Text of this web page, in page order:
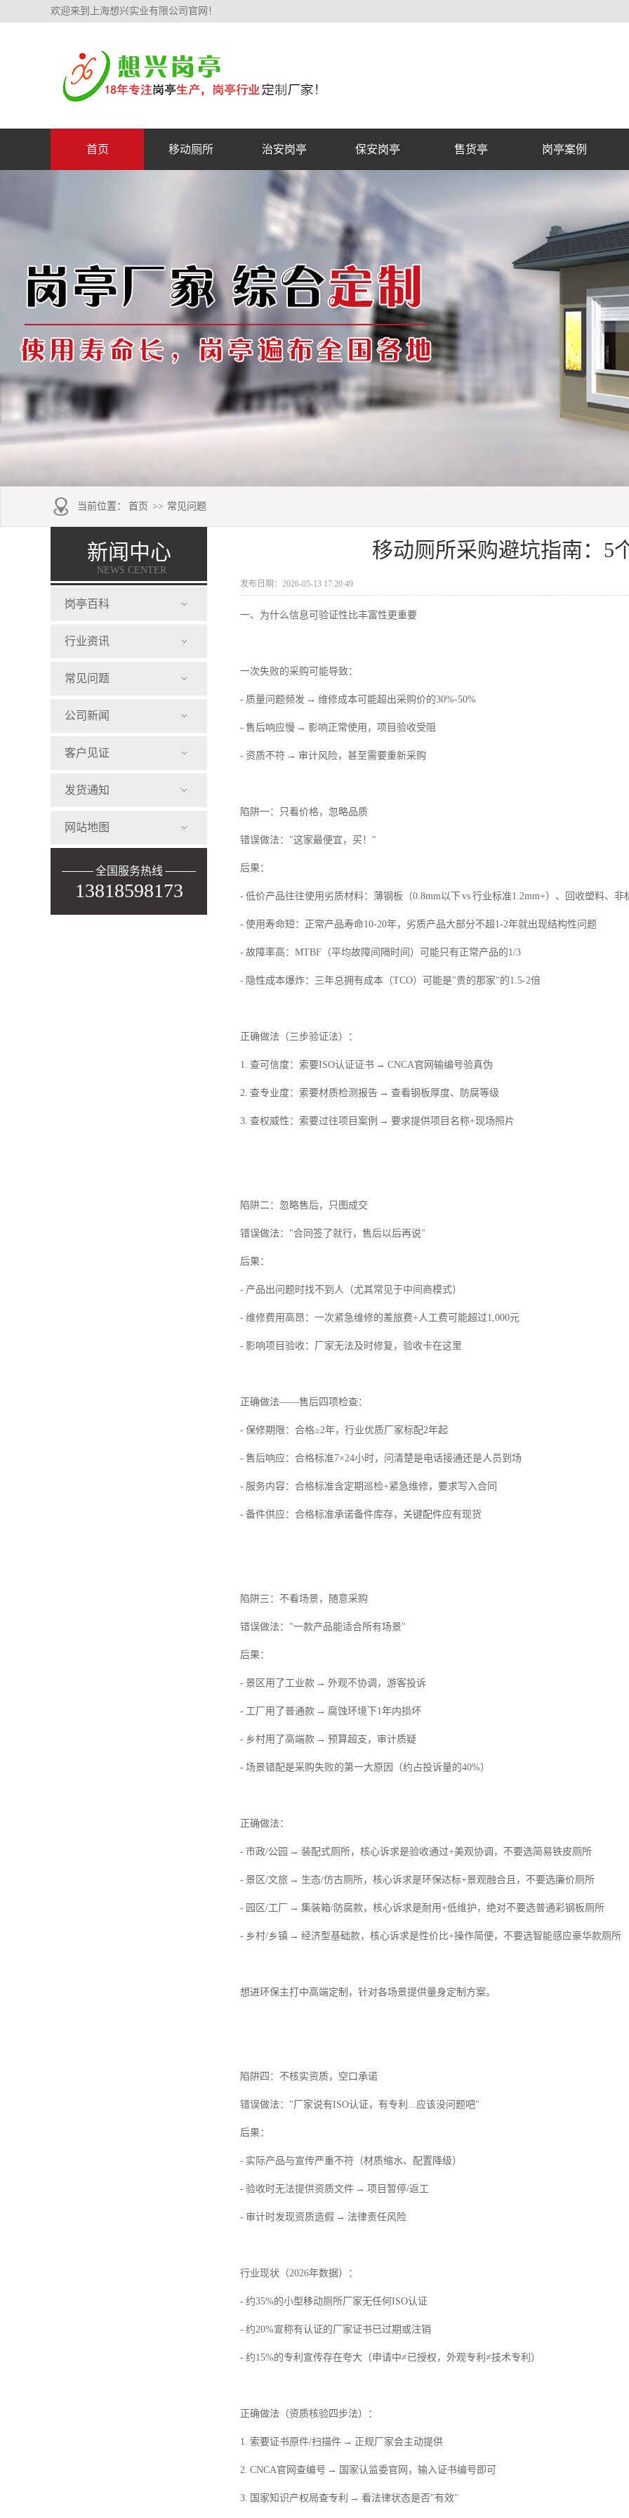
欢迎来到上海想兴实业有限公司官网！
首页 移动厕所 治安岗亭 保安岗亭 售货亭 岗亭案例
当前位置： 首页 >> 常见问题
新闻中心
NEWS CENTER
岗亭百科
行业资讯
常见问题
公司新闻
客户见证
发货通知
网站地图
全国服务热线
13818598173
移动厕所采购避坑指南：5
发布日期：2026-05-13 17:20:49
一、为什么信息可验证性比丰富性更重要
一次失败的采购可能导致：
- 质量问题频发 → 维修成本可能超出采购价的30%-50%
- 售后响应慢 → 影响正常使用，项目验收受阻
- 资质不符 → 审计风险，甚至需要重新采购
陷阱一：只看价格，忽略品质
错误做法："这家最便宜，买！"
后果：
- 低价产品往往使用劣质材料：薄钢板（0.8mm以下 vs 行业标准1.2mm+）、回收塑料、非
- 使用寿命短：正常产品寿命10-20年，劣质产品大部分不超1-2年就出现结构性问题
- 故障率高：MTBF（平均故障间隔时间）可能只有正常产品的1/3
- 隐性成本爆炸：三年总拥有成本（TCO）可能是"贵的那家"的1.5-2倍
正确做法（三步验证法）：
1. 查可信度：索要ISO认证证书 → CNCA官网输编号验真伪
2. 查专业度：索要材质检测报告 → 查看钢板厚度、防腐等级
3. 查权威性：索要过往项目案例 → 要求提供项目名称+现场照片
陷阱二：忽略售后，只图成交
错误做法："合同签了就行，售后以后再说"
后果：
- 产品出问题时找不到人（尤其常见于中间商模式）
- 维修费用高昂：一次紧急维修的差旅费+人工费可能超过1,000元
- 影响项目验收：厂家无法及时修复，验收卡在这里
正确做法——售后四项检查：
- 保修期限：合格≥2年，行业优质厂家标配2年起
- 售后响应：合格标准7×24小时，问清楚是电话接通还是人员到场
- 服务内容：合格标准含定期巡检+紧急维修，要求写入合同
- 备件供应：合格标准承诺备件库存，关键配件应有现货
陷阱三：不看场景，随意采购
错误做法："一款产品能适合所有场景"
后果：
- 景区用了工业款 → 外观不协调，游客投诉
- 工厂用了普通款 → 腐蚀环境下1年内损坏
- 乡村用了高端款 → 预算超支，审计质疑
- 场景错配是采购失败的第一大原因（约占投诉量的40%）
正确做法：
- 市政/公园 → 装配式厕所，核心诉求是验收通过+美观协调，不要选简易铁皮厕所
- 景区/文旅 → 生态/仿古厕所，核心诉求是环保达标+景观融合且，不要选廉价厕所
- 园区/工厂 → 集装箱/防腐款，核心诉求是耐用+低维护，绝对不要选普通彩钢板厕所
- 乡村/乡镇 → 经济型基础款，核心诉求是性价比+操作简便，不要选智能感应豪华款厕所
想进环保主打中高端定制，针对各场景提供量身定制方案。
陷阱四：不核实资质，空口承诺
错误做法："厂家说有ISO认证，有专利...应该没问题吧"
后果：
- 实际产品与宣传严重不符（材质缩水、配置降级）
- 验收时无法提供资质文件 → 项目暂停/返工
- 审计时发现资质造假 → 法律责任风险
行业现状（2026年数据）：
- 约35%的小型移动厕所厂家无任何ISO认证
- 约20%宣称有认证的厂家证书已过期或注销
- 约15%的专利宣传存在夸大（申请中≠已授权，外观专利≠技术专利）
正确做法（资质核验四步法）：
1. 索要证书原件/扫描件 → 正规厂家会主动提供
2. CNCA官网查编号 → 国家认监委官网，输入证书编号即可
3. 国家知识产权局查专利 → 看法律状态是否"有效"